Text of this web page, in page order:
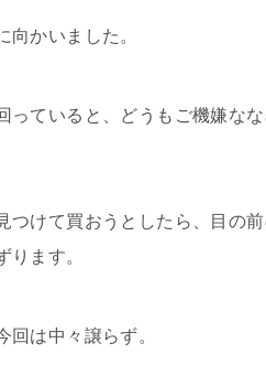
向かいました。
ていると、どうもご機嫌なな
つけて買おうとしたら、目の
ります。
回は中々譲らず。